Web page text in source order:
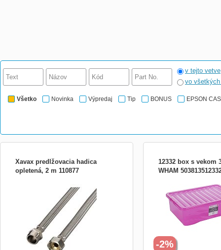
v tejto vetve
vo
Všetko Novinka Výpredaj Tip BONUS EPSON
Xavax predlžovacia hadica
opletená, 2 m 110877
- na predľženie prívodných hadíc -
prepojenie: vnútorný závit 3/4&quot; rovno
vonkajší závit 3/4&quot; rovno - odľahčená
nerezová oceľ - max. teplota 80°C, max.
tlak vody 10 barov - balenie: PE vrecko
12332 box s vekom
WHAM
Box s vekom
univerzálnych boxov
dizajnové prevedenie
Vysoká kvalita,
Výroba z nezávadného
testované -
Vhodný do detských
-2%